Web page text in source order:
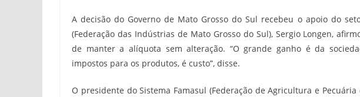
A decisão do Governo de Mato Grosso do Sul recebeu o apoio do
(Federação das Indústrias de Mato Grosso do Sul), Sergio Longen,
de manter a alíquota sem alteração. “O grande ganho é da
impostos para os produtos, é custo”, disse.
O presidente do Sistema Famasul (Federação de Agricultura e